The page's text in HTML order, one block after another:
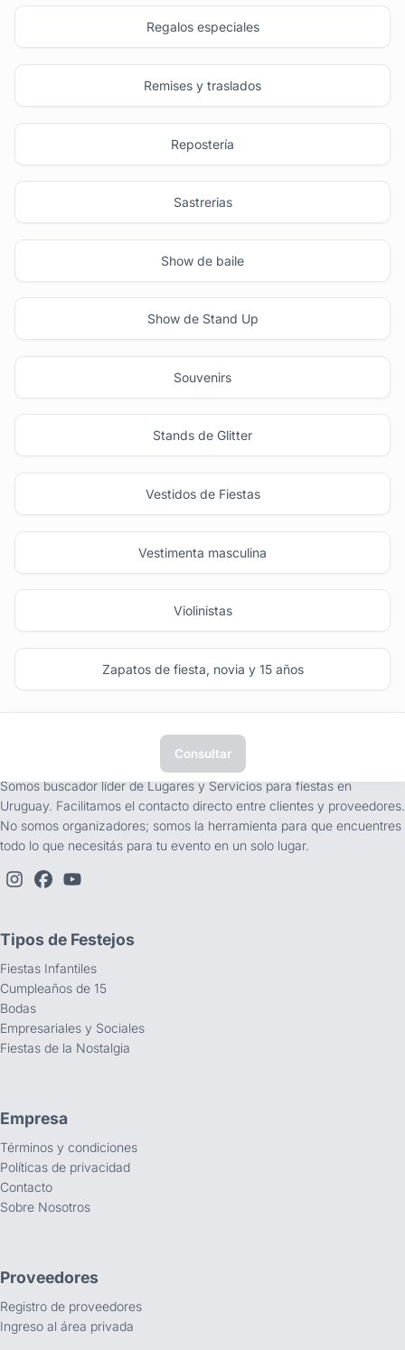
Regalos especiales
Remises y traslados
Repostería
Sastrerias
Show de baile
Show de Stand Up
Souvenirs
Stands de Glitter
Vestidos de Fiestas
Vestimenta masculina
Violinistas
Zapatos de fiesta, novia y 15 años
Consultar
Somos buscador líder de Lugares y Servicios para fiestas en
Uruguay. Facilitamos el contacto directo entre clientes y proveedores.
No somos organizadores; somos la herramienta para que encuentres
todo lo que necesitás para tu evento en un solo lugar.
Tipos de Festejos
Fiestas Infantiles
Cumpleaños de 15
Bodas
Empresariales y Sociales
Fiestas de la Nostalgia
Empresa
Términos y condiciones
Políticas de privacidad
Contacto
Sobre Nosotros
Proveedores
Registro de proveedores
Ingreso al área privada